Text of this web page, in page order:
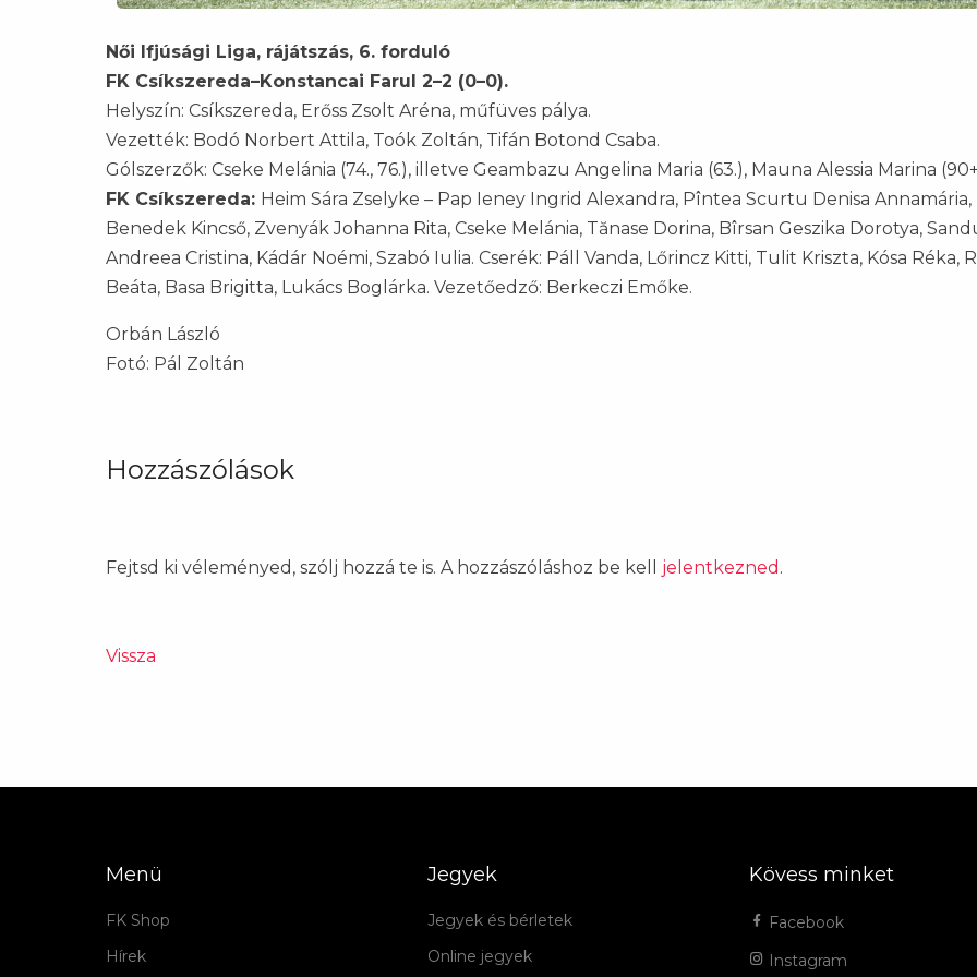
Női Ifjúsági Liga, rájátszás, 6. forduló
FK Csíkszereda–Konstancai Farul 2–2 (0–0).
Helyszín: Csíkszereda, Erőss Zsolt Aréna, műfüves pálya.
Vezették: Bodó Norbert Attila, Toók Zoltán, Tifán Botond Csaba.
Gólszerzők: Cseke Melánia (74., 76.), illetve Geambazu Angelina Maria (63.), Mauna Alessia Marina
FK Csíkszereda: Heim Sára Zselyke – Pap Ieney Ingrid Alexandra, Pîntea Scurtu Denisa Annamária,
Benedek Kincső, Zvenyák Johanna Rita, Cseke Melánia, Tănase Dorina, Bîrsan Geszika Dorotya,
Andreea Cristina, Kádár Noémi, Szabó Iulia. Cserék: Páll Vanda, Lőrincz Kitti, Tulit Kriszta, Kósa Réka,
Beáta, Basa Brigitta, Lukács Boglárka. Vezetőedző: Berkeczi Emőke.
Orbán László
Fotó: Pál Zoltán
Hozzászólások
Fejtsd ki véleményed, szólj hozzá te is. A hozzászóláshoz be kell jelentkezned .
Vissza
Menü
FK Shop
Hírek
Jegyek
Jegyek és bérletek
Online jegyek
Kövess minket
Facebook
Instagram